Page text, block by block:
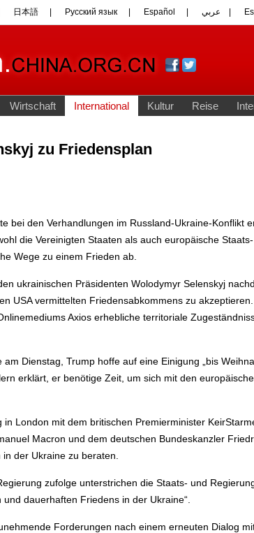
zu Friedensplan
bei den Verhandlungen im Russland-Ukraine-Konflikt
die Vereinigten Staaten als auch europäische
Wege zu einem Frieden ab.
ukrainischen Präsidenten Wolodymyr Selenskyj
USA vermittelten Friedensabkommens zu
Axios erhebliche territoriale
am Dienstag, Trump hoffe auf eine Einigung „bis
erklärt, er benötige Zeit, um sich mit den
London mit dem britischen Premierminister
Macron und dem deutschen Bundeskanzler
der Ukraine zu beraten.
zufolge unterstrichen die Staats- und
dauerhaften Friedens in der Ukraine“.
Forderungen nach einem erneuten Dialog